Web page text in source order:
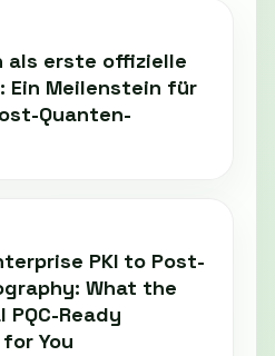
als erste offizielle
Ein Meilenstein für
Quanten-
PKI to Post-
What the
PQC-Ready
You